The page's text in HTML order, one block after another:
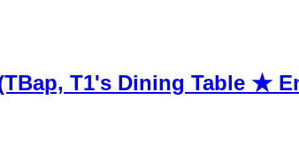
(TBap, T1's Dining Table ★